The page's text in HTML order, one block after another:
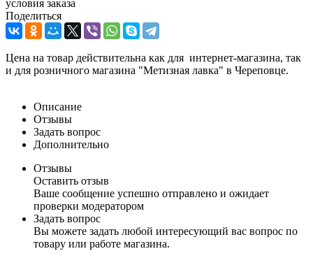
условия заказа
Поделиться
Цена на товар действительна как для интернет-магазина, так
и для розничного магазина "Метизная лавка" в Череповце.
Описание
Отзывы
Задать вопрос
Дополнительно
Отзывы
Оставить отзыв
Ваше сообщение успешно отправлено и ожидает
проверки модератором
Задать вопрос
Вы можете задать любой интересующий вас вопрос по
товару или работе магазина.